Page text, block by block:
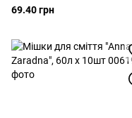
зав'язками
69.40 грн